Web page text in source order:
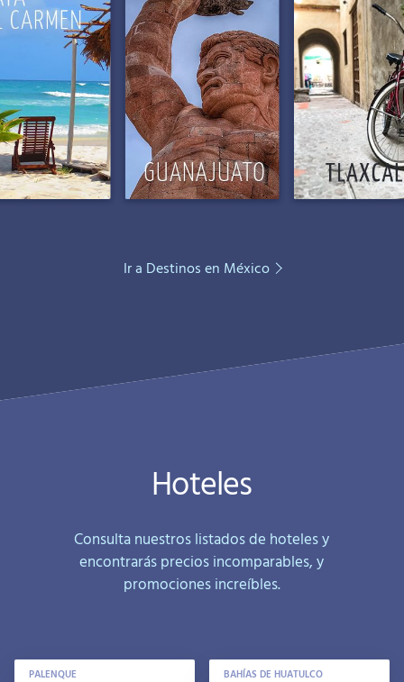
Ir a Destinos en México
Hoteles
Consulta nuestros listados de hoteles y
encontrarás precios incomparables, y
promociones increíbles.
PALENQUE BAHÍAS DE HUATULCO